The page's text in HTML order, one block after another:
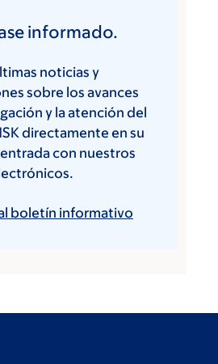
informado.
noticias y
sobre los avances
y la atención del
directamente en su
con nuestros
boletín informativo